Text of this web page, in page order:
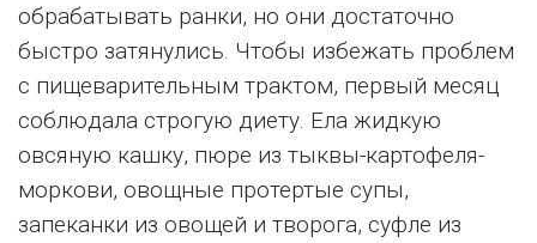
обрабатывать ранки, но они достаточно
быстро затянулись. Чтобы избежать проблем
с пищеварительным трактом, первый месяц
соблюдала строгую диету. Ела жидкую
овсяную кашку, пюре из тыквы-картофеля-
моркови, овощные протертые супы,
запеканки из овощей и творога, суфле из